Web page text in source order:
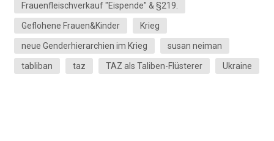
Frauenfleischverkauf "Eispende" & §219.
Geflohene Frauen&Kinder Krieg
neue Genderhierarchien im Krieg susan neiman
tabliban taz TAZ als Taliben-Flüsterer Ukraine